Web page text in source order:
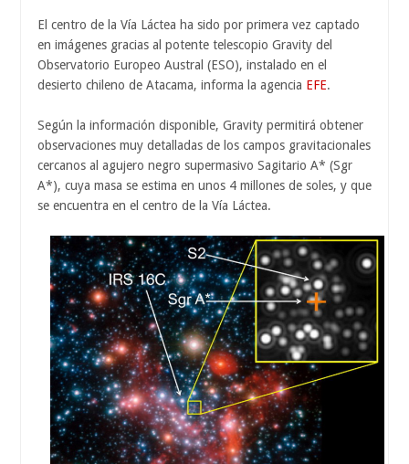
El centro de la Vía Láctea ha sido por primera vez captado
en imágenes gracias al potente telescopio Gravity del
Observatorio Europeo Austral (ESO), instalado en el
desierto chileno de Atacama, informa la agencia EFE.
Según la información disponible, Gravity permitirá obtener
observaciones muy detalladas de los campos gravitacionales
cercanos al agujero negro supermasivo Sagitario A* (Sgr
A*), cuya masa se estima en unos 4 millones de soles, y que
se encuentra en el centro de la Vía Láctea.